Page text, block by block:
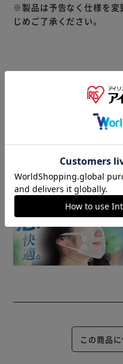
※製品は予告なく仕様を変
じめご了承ください。
▼ 食品
この商品